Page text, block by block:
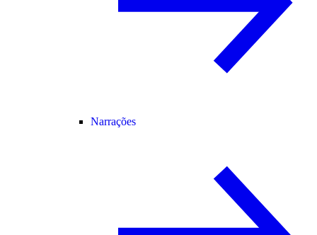
Narrações